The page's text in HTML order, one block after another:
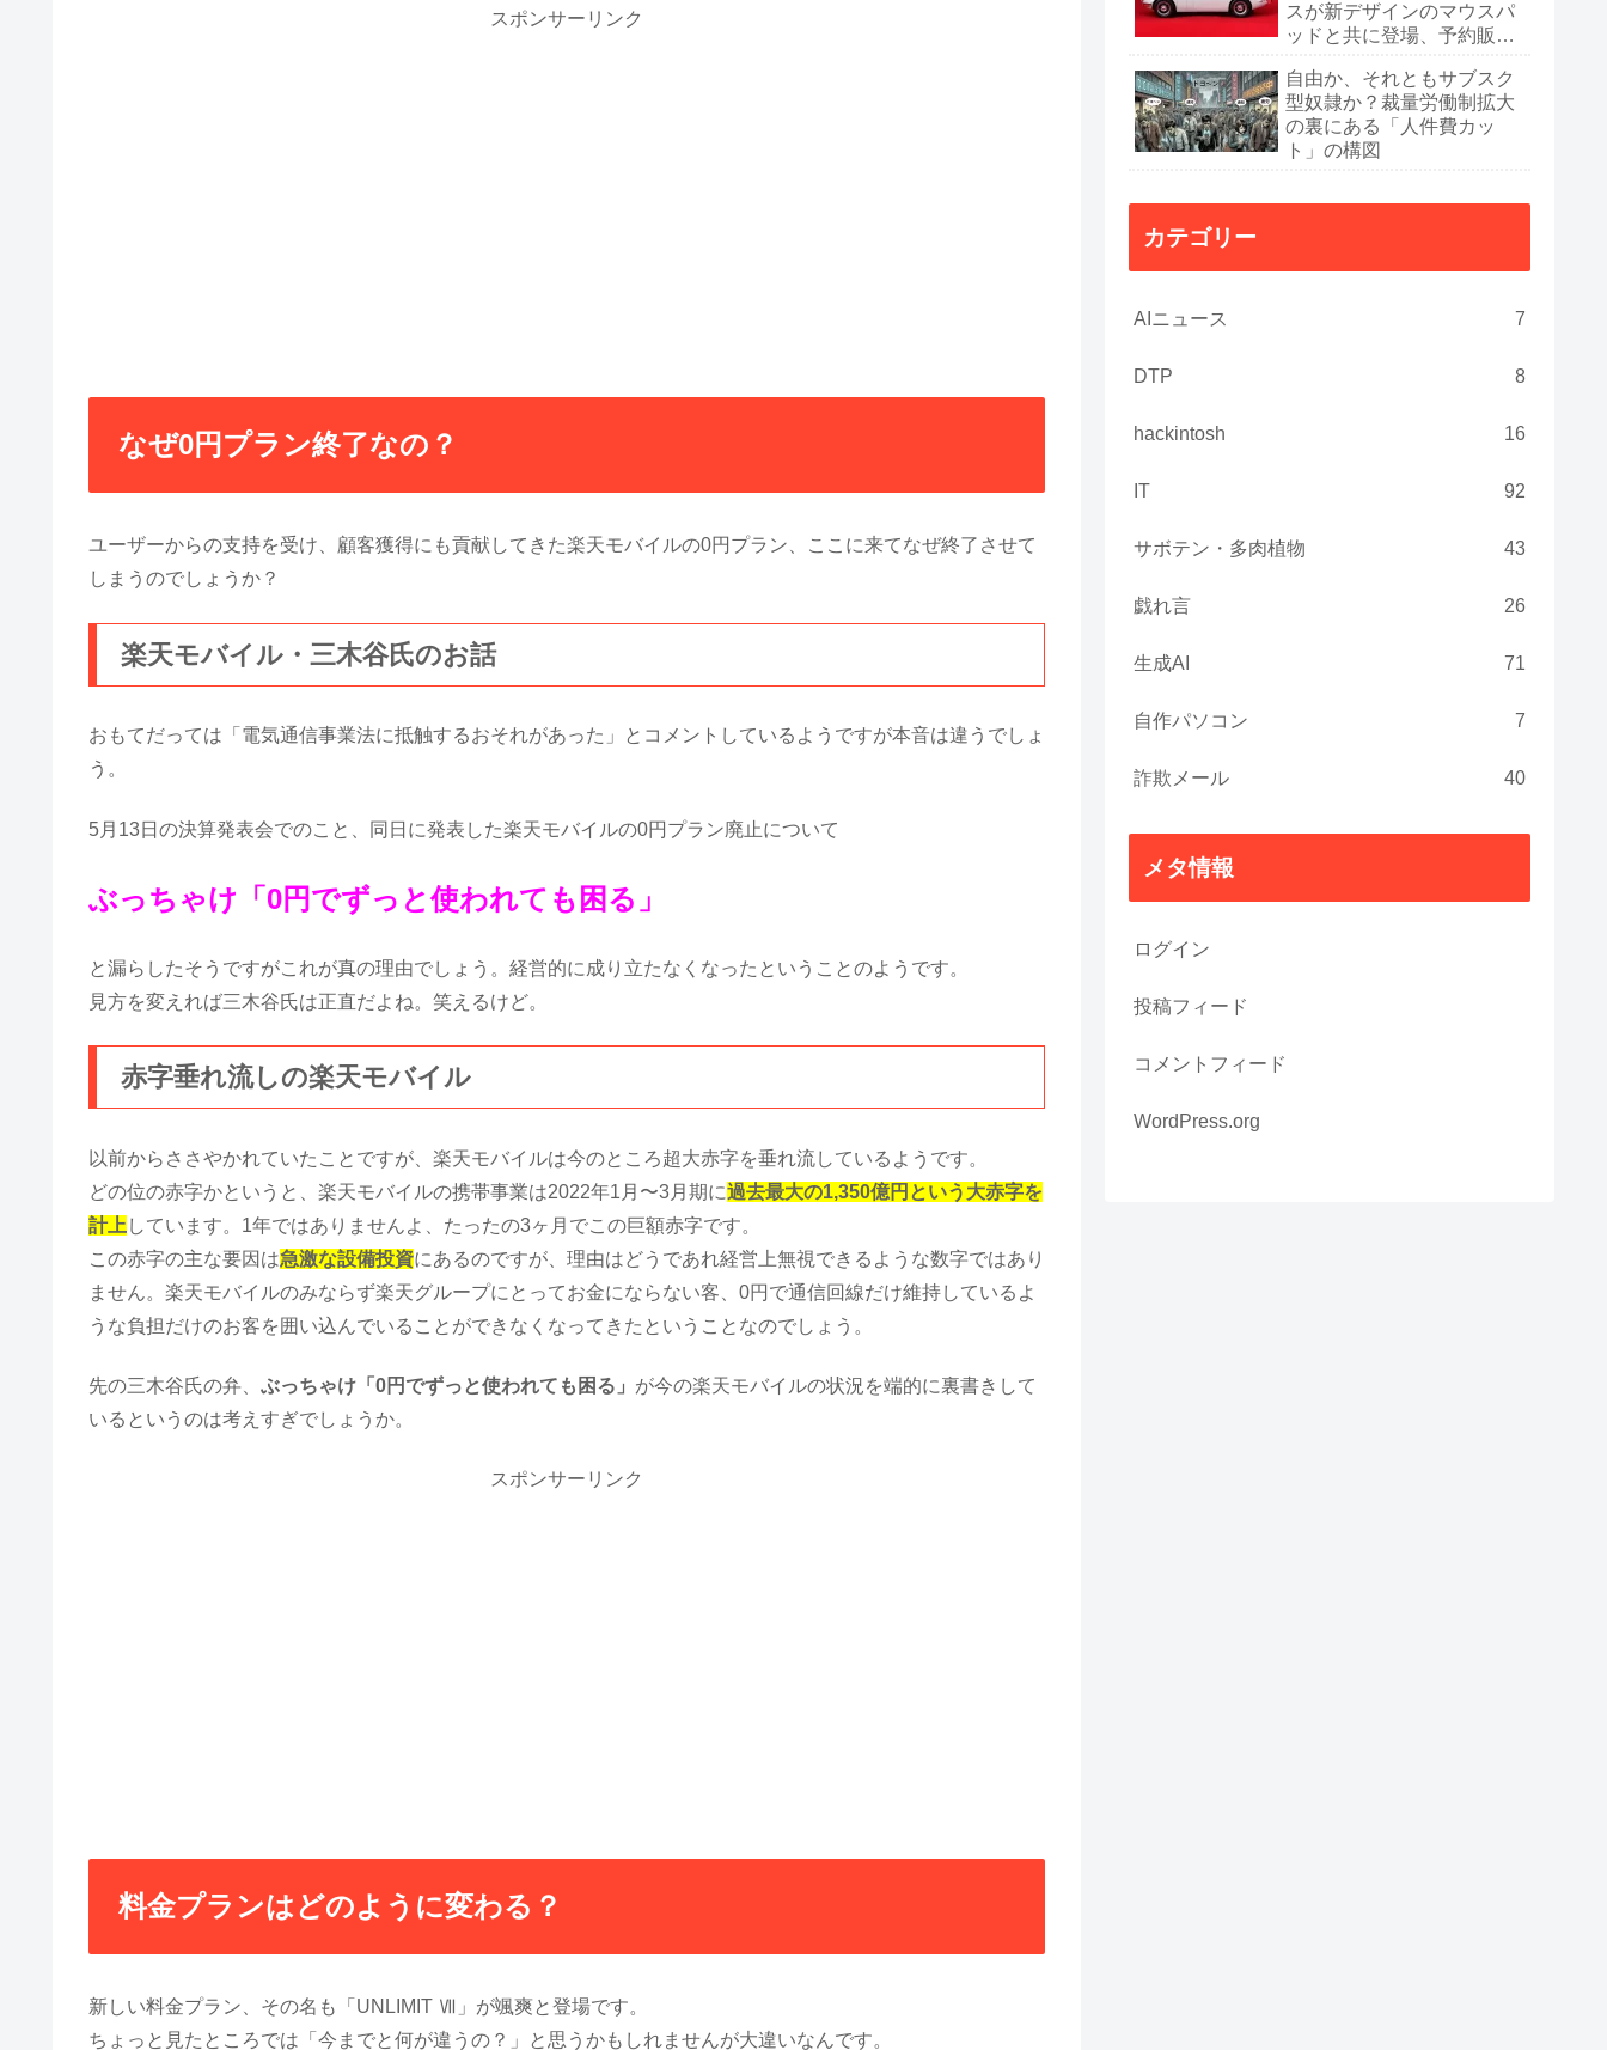
スポンサーリンク
なぜ0円プラン終了なの？
ユーザーからの支持を受け、顧客獲得にも貢献してきた楽天モバイルの0円プラン、ここに来てなぜ終了させて
しまうのでしょうか？
楽天モバイル・三木谷氏のお話
おもてだっては「電気通信事業法に抵触するおそれがあった」とコメントしているようですが本音は違うでしょ
う。
5月13日の決算発表会でのこと、同日に発表した楽天モバイルの0円プラン廃止について
ぶっちゃけ「0円でずっと使われても困る」
と漏らしたそうですがこれが真の理由でしょう。経営的に成り立たなくなったということのようです。
見方を変えれば三木谷氏は正直だよね。笑えるけど。
赤字垂れ流しの楽天モバイル
以前からささやかれていたことですが、楽天モバイルは今のところ超大赤字を垂れ流しているようです。
どの位の赤字かというと、楽天モバイルの携帯事業は2022年1月〜3月期に過去最大の1,350億円という大赤字を
計上 しています。1年ではありませんよ、たったの3ヶ月でこの巨額赤字です。
この赤字の主な要因は急激な設備投資にあるのですが、理由はどうであれ経営上無視できるような数字ではあり
ません。楽天モバイルのみならず楽天グループにとってお金にならない客、0円で通信回線だけ維持しているよ
うな負担だけのお客を囲い込んでいることができなくなってきたということなのでしょう。
先の三木谷氏の弁、 ぶっちゃけ「0円でずっと使われても困る」 が今の楽天モバイルの状況を端的に裏書きして
いるというのは考えすぎでしょうか。
スポンサーリンク
料金プランはどのように変わる？
新しい料金プラン、その名も「UNLIMIT Ⅶ」が颯爽と登場です。
ちょっと見たところでは「今までと何が違うの？」と思うかもしれませんが大違いなんです。
スが新デザインのマウスパ
ッドと共に登場、予約販売
自由か、それともサブスク
型奴隷か？裁量労働制拡大
の裏にある「人件費カッ
ト」の構図
カテゴリー
AIニュース 7
DTP 8
hackintosh 16
IT 92
サボテン・多肉植物 43
戯れ言 26
生成AI 71
自作パソコン 7
詐欺メール 40
メタ情報
ログイン
投稿フィード
コメントフィード
WordPress.org